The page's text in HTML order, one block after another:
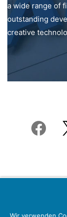
a wide range of
outstanding
creative